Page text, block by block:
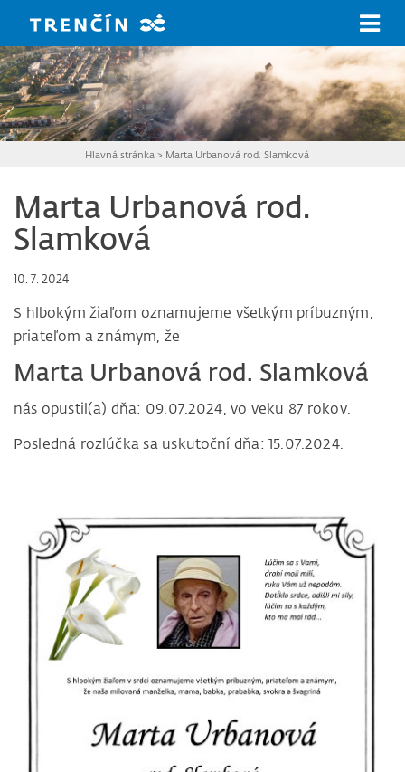
Hlavná stránka > Marta Urbanová rod. Slamková
Marta Urbanová rod.
Slamková
10. 7. 2024
S hlbokým žiaľom oznamujeme všetkým príbuzným,
priateľom a známym, že
Marta Urbanová rod. Slamková
nás opustil(a) dňa: 09.07.2024, vo veku 87 rokov.
Posledná rozlúčka sa uskutoční dňa: 15.07.2024.